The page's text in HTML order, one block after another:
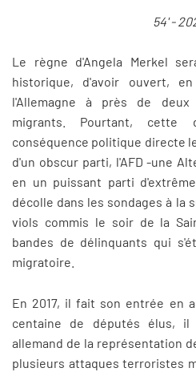
54' -
Le règne d'Angela Merkel
historique, d'avoir ouvert,
l'Allemagne à près de
migrants. Pourtant, cette
conséquence politique directe
d'un obscur parti, l'AFD -une
en un puissant parti
décolle dans les sondages à la
viols commis le soir de la
bandes de délinquants qui
migratoire.
En 2017, il fait son entrée en
centaine de députés élus,
allemand de la représentation
plusieurs attaques terroristes